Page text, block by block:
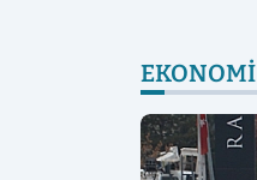
EKONOMI